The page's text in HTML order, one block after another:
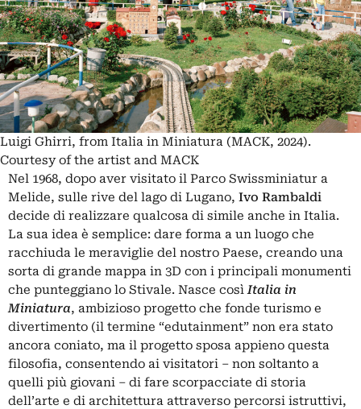
Luigi Ghirri, from Italia in Miniatura (MACK, 2024).
Courtesy of the artist and MACK
Nel 1968, dopo aver visitato il Parco Swissminiatur a
Melide, sulle rive del lago di Lugano, Ivo Rambaldi
decide di realizzare qualcosa di simile anche in Italia.
La sua idea è semplice: dare forma a un luogo che
racchiuda le meraviglie del nostro Paese, creando una
sorta di grande mappa in 3D con i principali monumenti
che punteggiano lo Stivale. Nasce cosìItalia in
Miniatura, ambizioso progetto che fonde turismo e
divertimento (il termine “edutainment” non era stato
ancora coniato, ma il progetto sposa appieno questa
filosofia, consentendo ai visitatori – non soltanto a
quelli più giovani – di fare scorpacciate di storia
dell’arte e di architettura attraverso percorsi istruttivi,